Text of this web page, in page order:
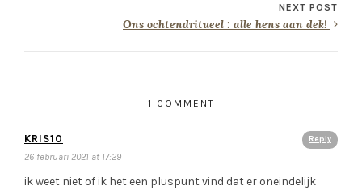
NEXT POST
Ons ochtendritueel : alle hens aan dek!
1 COMMENT
Reply
KRIS10
26 februari 2021 at 17:29
ik weet niet of ik het een pluspunt vind dat er oneindelijk